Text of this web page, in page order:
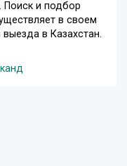
Поиск и подбор
в своем
в Казахстан.